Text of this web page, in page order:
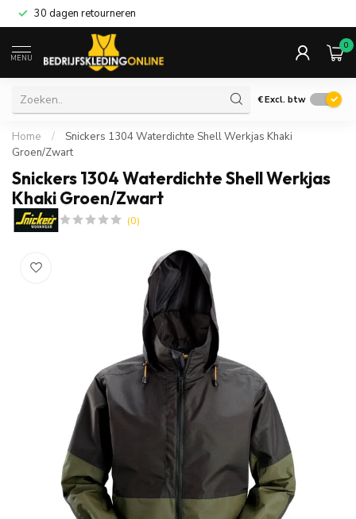
30 dagen retourneren
MENU
0
€Excl. btw
Home /
Snickers 1304 Waterdichte Shell Werkjas Khaki
Groen/Zwart
Snickers 1304 Waterdichte Shell Werkjas
Khaki Groen/Zwart
(0)